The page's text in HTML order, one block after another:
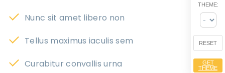
Nunc sit amet libero non
Tellus maximus iaculis sem
Curabitur convallis urna
THEME:
RESET
GET
THEME